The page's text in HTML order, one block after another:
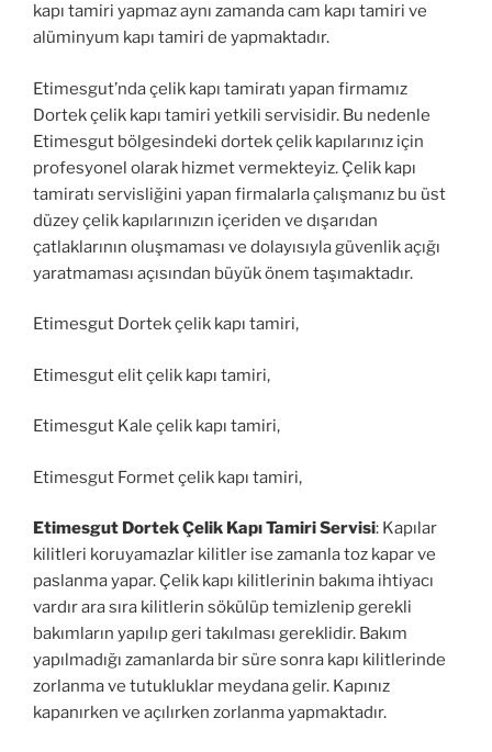
kapı tamiri yapmaz aynı zamanda cam kapı tamiri ve
alüminyum kapı tamiri de yapmaktadır.
Etimesgut’nda çelik kapı tamiratı yapan firmamız
Dortek çelik kapı tamiri yetkili servisidir. Bu nedenle
Etimesgut bölgesindeki dortek çelik kapılarınız için
profesyonel olarak hizmet vermekteyiz. Çelik kapı
tamiratı servisliğini yapan firmalarla çalışmanız bu üst
düzey çelik kapılarınızın içeriden ve dışarıdan
çatlaklarının oluşmaması ve dolayısıyla güvenlik açığı
yaratmaması açısından büyük önem taşımaktadır.
Etimesgut Dortek çelik kapı tamiri,
Etimesgut elit çelik kapı tamiri,
Etimesgut Kale çelik kapı tamiri,
Etimesgut Formet çelik kapı tamiri,
Etimesgut Dortek Çelik Kapı Tamiri Servisi: Kapılar
kilitleri koruyamazlar kilitler ise zamanla toz kapar ve
paslanma yapar. Çelik kapı kilitlerinin bakıma ihtiyacı
vardır ara sıra kilitlerin sökülüp temizlenip gerekli
bakımların yapılıp geri takılması gereklidir. Bakım
yapılmadığı zamanlarda bir süre sonra kapı kilitlerinde
zorlanma ve tutukluklar meydana gelir. Kapınız
kapanırken ve açılırken zorlanma yapmaktadır.